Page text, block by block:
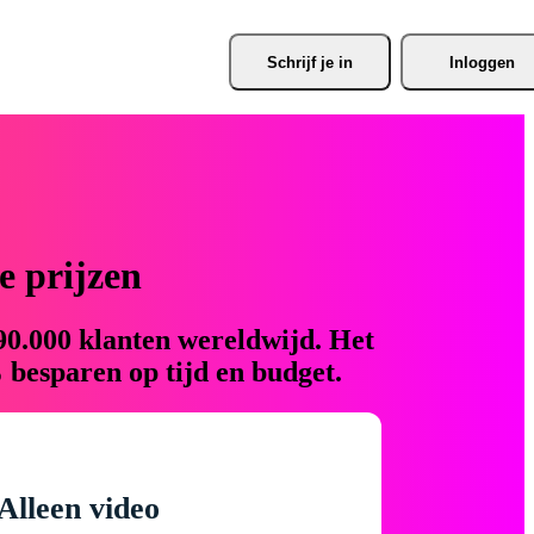
Schrijf je in Inloggen
prijzen
klanten wereldwijd. Het
op tijd en budget.
video